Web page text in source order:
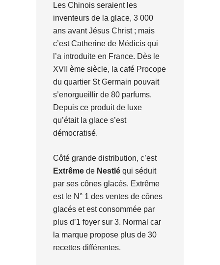
Les Chinois seraient les
inventeurs de la glace, 3 000
ans avant Jésus Christ ; mais
c’est Catherine de Médicis qui
l’a introduite en France. Dès le
XVII ème siècle, la café Procope
du quartier St Germain pouvait
s’enorgueillir de 80 parfums.
Depuis ce produit de luxe
qu’était la glace s’est
démocratisé.
Côté grande distribution, c’est
Extrême de Nestlé qui séduit
par ses cônes glacés. Extrême
est le N° 1 des ventes de cônes
glacés et est consommée par
plus d’1 foyer sur 3. Normal car
la marque propose plus de 30
recettes différentes.